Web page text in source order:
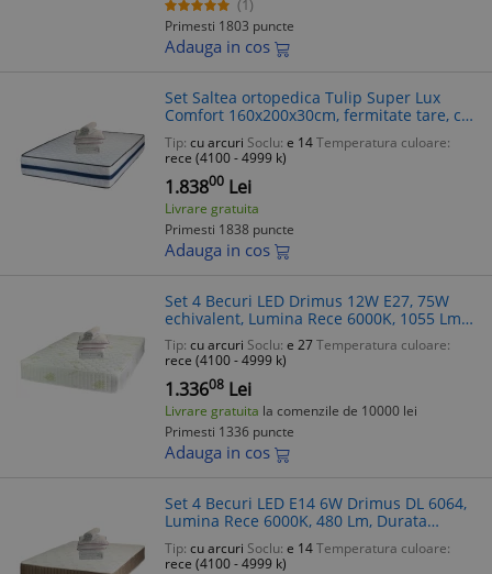
(1)
Primesti 1803 puncte
Adauga in cos
Set Saltea ortopedica Tulip Super Lux
Comfort 160x200x30cm, fermitate tare, cu
plasa de arcuri tip Bonell, sistem aerisire
banda Spaceair, Saltsib plu
Tip: cu arcuri Soclu: e 14Temperatura culoare:
rece (4100 - 4999 k)
1.83800 Lei
Livrare gratuita
Primesti 1838 puncte
Adauga in cos
Set 4 Becuri LED Drimus 12W E27, 75W
echivalent, Lumina Rece 6000K, 1055 Lm,
Durata 30000h, Garantie 6 Luni
Tip: cu arcuri Soclu: e 27Temperatura culoare:
rece (4100 - 4999 k)
1.33608 Lei
Livrare gratuita la comenzile de 10000 lei
Primesti 1336 puncte
Adauga in cos
Set 4 Becuri LED E14 6W Drimus DL 6064,
Lumina Rece 6000K, 480 Lm, Durata
30000h, Economic, 50W echivalent
Tip: cu arcuri Soclu: e 14Temperatura culoare:
rece (4100 - 4999 k)